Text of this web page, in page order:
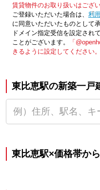
賃貸物件のお取り扱いはござ
ご登録いただいた場合は、「
利
に同意いただいたものとして承
ドメイン指定受信を設定され
ことがございます。
「
きるように設定してください。
東比恵駅の新築一戸
東比恵駅×価格帯か